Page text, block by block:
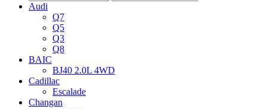
Audi
Q7
Q5
Q3
Q8
BAIC
BJ40 2.0L 4WD
Cadillac
Escalade
Changan